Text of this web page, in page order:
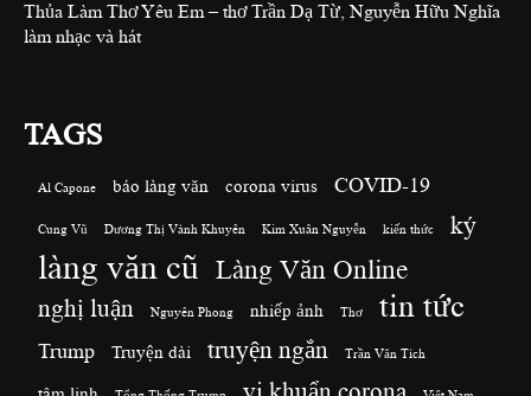
Thủa Làm Thơ Yêu Em – thơ Trần Dạ Từ, Nguyễn Hữu Nghĩa
làm nhạc và hát
TAGS
Al Capone báo làng văn corona virus COVID-19
Cung Vũ Dương Thị Vành Khuyên Kim Xuân Nguyễn kiến thức ký
làng văn cũ Làng Văn Online
nghị luận Nguyên Phong nhiếp ảnh Thơ tin tức
Trump Truyện dài truyện ngắn Trần Văn Tích